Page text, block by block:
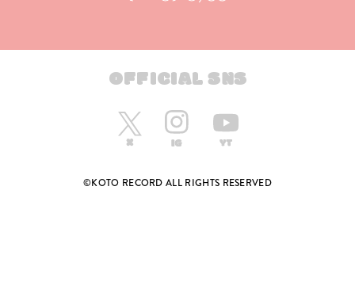
OFFICIAL SNS
©KOTO RECORD ALL RIGHTS RESERVED